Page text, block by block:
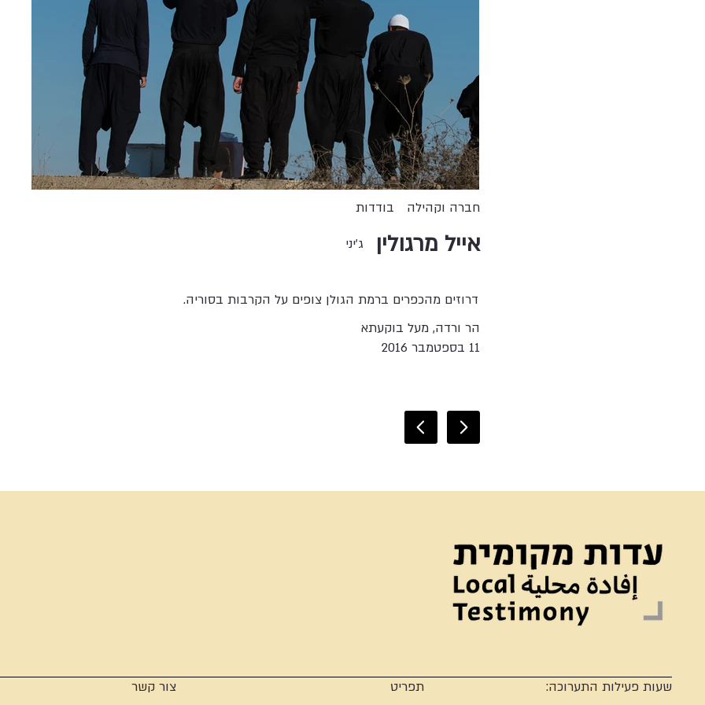
בודדות חברה וקהילה
אייל מרגולין ג'יני
דרוזים מהכפרים ברמת הגולן צופים על הקרבות בסוריה.
הר ורדה, מעל בוקעתא
11 בספטמבר 2016
שעות פעילות התערוכה: תפריט צור קשר